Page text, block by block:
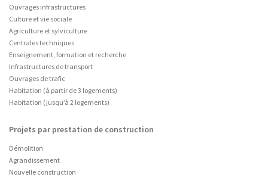
Ouvrages infrastructures
Culture et vie sociale
Agriculture et sylviculture
Centrales techniques
Enseignement, formation et recherche
Infrastructures de transport
Ouvrages de trafic
Habitation (à partir de 3 logements)
Habitation (jusqu’à 2 logements)
Projets par prestation de construction
Démolition
Agrandissement
Nouvelle construction